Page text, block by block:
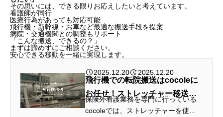
その思いには、できる限りお応えしたいと考えています。
看護師が同行
医療行為があっても対応可能
飛行機・新幹線・お車など最適な搬送手段を提案
病院・交通機関との調整もサポート
「こんな搬送、できるの？」
まずは諦めずにご相談ください。
安心できる移動を一緒に実現します。
2025.12.20 2025.12.20
飛行機での転院搬送はcocoleに
お任せ！ストレッチャー移送の
全サポート【全国対応】
保険外看護業務を専門に行っている
cocoleでは、ストレッチャーを使用